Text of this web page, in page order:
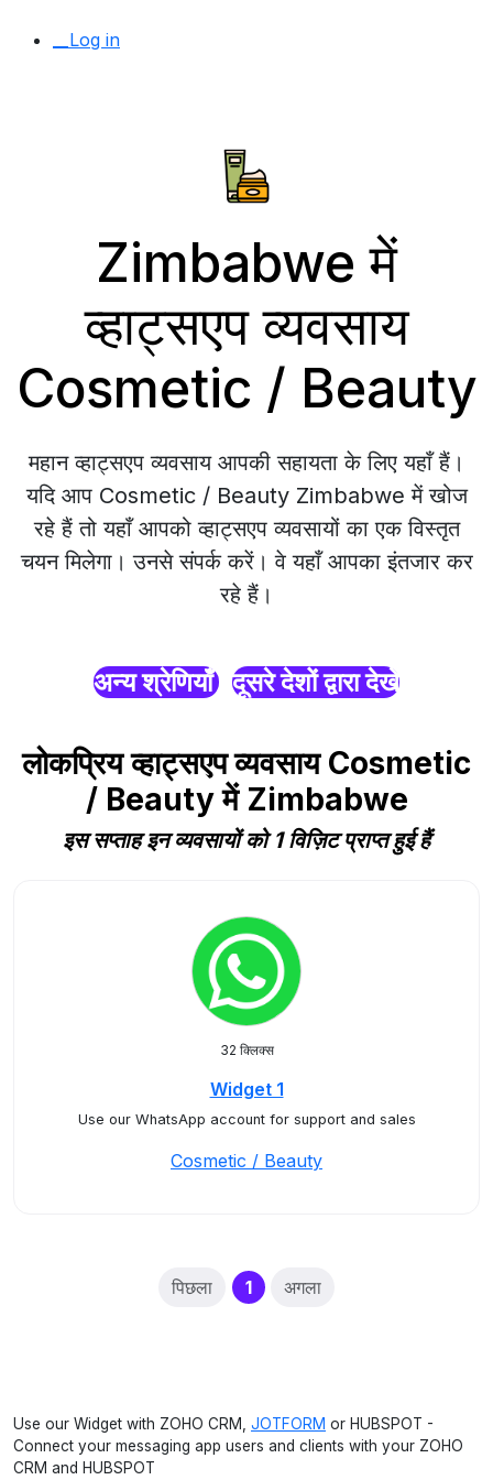
__Log in
Zimbabwe में
व्हाट्सएप व्यवसाय
Cosmetic / Beauty
महान व्हाट्सएप व्यवसाय आपकी सहायता के लिए यहाँ हैं।
यदि आप Cosmetic / Beauty Zimbabwe में खोज
रहे हैं तो यहाँ आपको व्हाट्सएप व्यवसायों का एक विस्तृत
चयन मिलेगा। उनसे संपर्क करें। वे यहाँ आपका इंतजार कर
रहे हैं।
अन्य श्रेणियाँ दूसरे देशों द्वारा देखें
लोकप्रिय व्हाट्सएप व्यवसाय Cosmetic
/ Beauty में Zimbabwe
इस सप्ताह इन व्यवसायों को 1 विज़िट प्राप्त हुई हैं
32 क्लिक्स
Widget 1
Use our WhatsApp account for support and sales
Cosmetic / Beauty
पिछला 1(current)
अगला
Use our Widget with ZOHO CRM, JOTFORM or HUBSPOT -
Connect your messaging app users and clients with your ZOHO
CRM and HUBSPOT